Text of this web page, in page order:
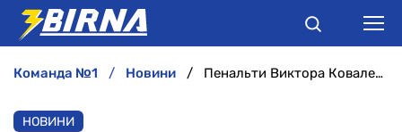
команда №1 новини Пенальти Виктора Коваленко сокрушил Интер в чемпионате Италии (видео)
НОВИНИ